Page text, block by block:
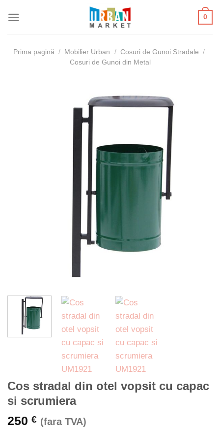
0
Prima pagină / Mobilier Urban / Cosuri de Gunoi Stradale /
Cosuri de Gunoi din Metal
Cos stradal din otel vopsit cu capac
si scrumiera
250 € (fara TVA)